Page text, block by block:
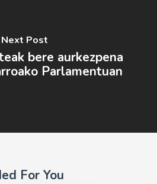
Next Post
bere aurkezpena
Parlamentuan
For You